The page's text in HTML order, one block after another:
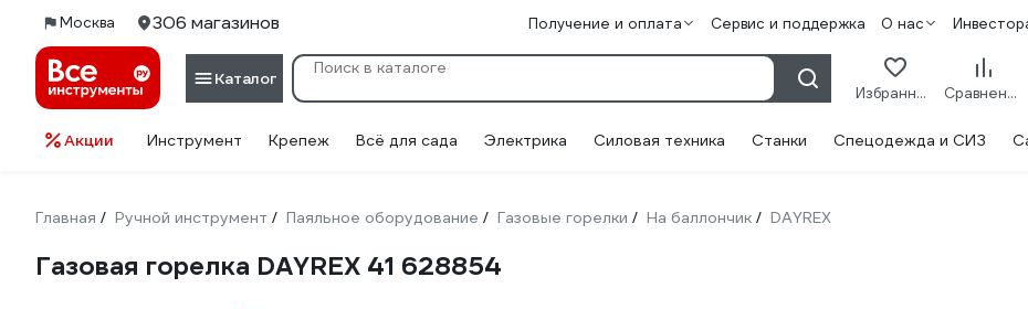
Москва 306 магазинов Получение и оплата Сервис и поддержка О нас
Каталог
Избранное Сравнение
Акции Инструмент Крепеж Всё для сада Электрика Силовая техника Станки Спецодежда и СИЗ
Главная / Ручной инструмент / Паяльное оборудование / Газовые горелки / На баллончик / DAYREX
Газовая горелка DAYREX 41 628854